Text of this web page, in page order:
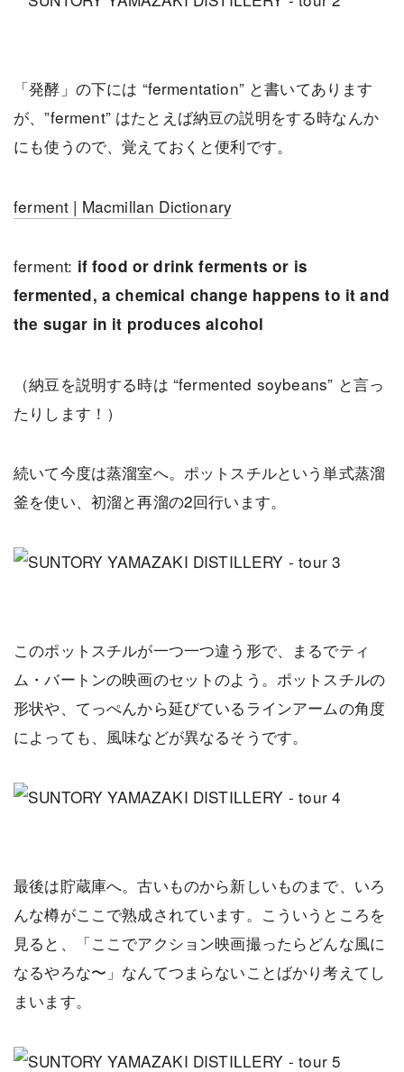
「発酵」の下には “fermentation” と書いてあります
が、”ferment” はたとえば納豆の説明をする時なんか
にも使うので、覚えておくと便利です。
ferment | Macmillan Dictionary
ferment: if food or drink ferments or is
fermented, a chemical change happens to it and
the sugar in it produces alcohol
（納豆を説明する時は “fermented soybeans” と言っ
たりします！）
続いて今度は蒸溜室へ。ポットスチルという単式蒸溜
釜を使い、初溜と再溜の2回行います。
このポットスチルが一つ一つ違う形で、まるでティ
ム・バートンの映画のセットのよう。ポットスチルの
形状や、てっぺんから延びているラインアームの角度
によっても、風味などが異なるそうです。
最後は貯蔵庫へ。古いものから新しいものまで、いろ
んな樽がここで熟成されています。こういうところを
見ると、「ここでアクション映画撮ったらどんな風に
なるやろな〜」なんてつまらないことばかり考えてし
まいます。